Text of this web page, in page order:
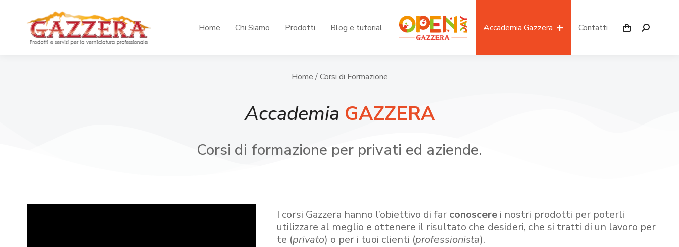
Home Chi Siamo Prodotti Blog e tutorial Accademia Gazzera Contatti
Home / Corsi di Formazione
Accademia GAZZERA
Corsi di formazione per privati ed aziende.
I corsi Gazzera hanno l’obiettivo di far conoscerei nostri prodotti per poterli
utilizzare al meglio e ottenere il risultato che desideri, che si tratti di un lavoro per
te (privato) o per i tuoi clienti (professionista).